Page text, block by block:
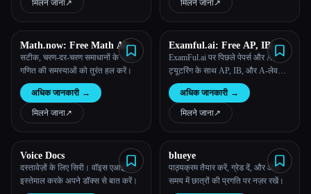
मिलने जाना↗︎ मिलने जाना↗︎
Math.now: Free Math AI
Solver powered by math
GPT
सटीक, चरण-दर-चरण समाधानों के साथ
गणित की समस्याओं को तुरंत हल करें।
अधिक जानकारी →
मिलने जाना↗︎
Examful.ai: Free AP, IB,
and A-Level Past Papers and
Tutoring
ExamFul.ai पर पिछले पेपर्स और AI
ट्यूटरिंग के साथ AP, IB, और A-लेवल
की परीक्षाओं में सफलता मिली है!
अधिक जानकारी →
मिलने जाना↗︎
Voice Docs
दस्तावेज़ों के लिए सिरी। वॉइस एआई का
इस्तेमाल करके अपने डॉक्स से बात करें।
blueye
पाठ्यक्रम तैयार करें, ग्रेड दें, और आधे
समय में छात्रों की प्रगति पर नज़र रखें।